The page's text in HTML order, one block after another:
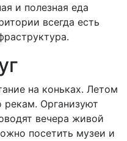
и полезная еда
всегда есть
на коньках. Летом
Организуют
вечера живой
посетить музеи и